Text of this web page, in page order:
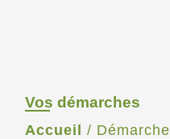
Vos démarches
Accueil /